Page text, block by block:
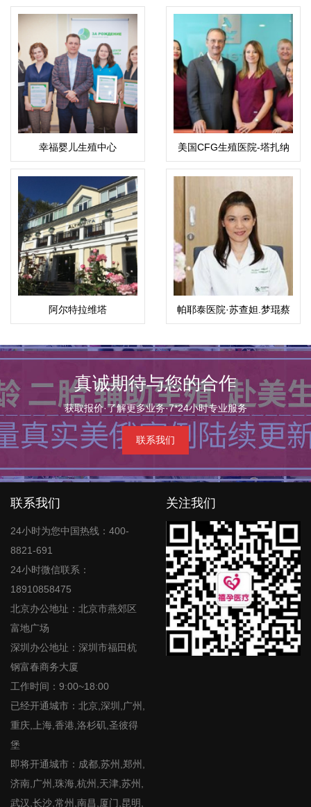
幸福婴儿生殖中心
美国CFG生殖医院-塔扎纳
总院
阿尔特拉维塔
帕耶泰医院·苏查妲.梦琨蔡
帕（Suchada）
真诚期待与您的合作
获取报价·了解更多业务·7*24小时专业服务
联系我们
联系我们
24小时为您中国热线：400-
8821-691
24小时微信联系：
18910858475
北京办公地址：北京市燕郊区
富地广场
深圳办公地址：深圳市福田杭
钢富春商务大厦
工作时间：9:00~18:00
已经开通城市：北京,深圳,广州,
重庆,上海,香港,洛杉矶,圣彼得
堡
即将开通城市：成都,苏州,郑州,
济南,广州,珠海,杭州,天津,苏州,
武汉,长沙,常州,南昌,厦门,昆明,
关注我们